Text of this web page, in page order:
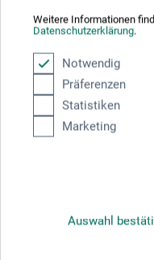
Weitere Informationen
Datenschutzerklärung.
Notwendig
Präferenzen
Statistiken
Marketing
Auswahl
Schreiben Sie die
JETZT
Hier finden Sie die